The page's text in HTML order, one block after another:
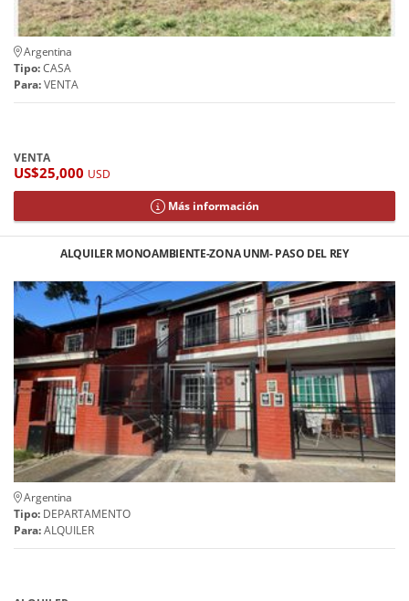
Argentina
Tipo:CASA
Para:VENTA
VENTA
US$25,000 USD
Más información
ALQUILER MONOAMBIENTE-ZONA UNM- PASO DEL REY
Argentina
Tipo: DEPARTAMENTO
Para:ALQUILER